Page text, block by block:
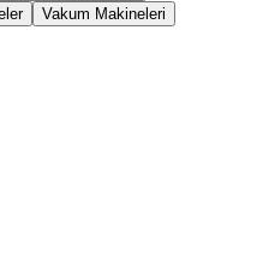
Vakum Makineleri